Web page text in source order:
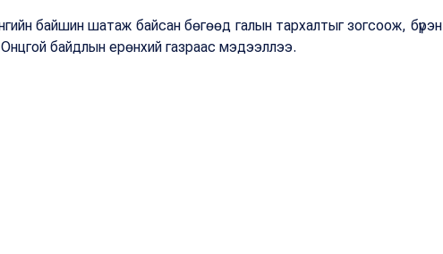
байшин шатаж байсан бөгөөд галын тархалтыг зогсоож, бүрэн
байдлын ерөнхий газраас мэдээллээ.